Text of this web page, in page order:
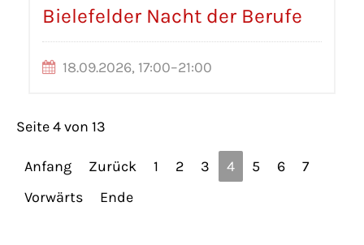
Bielefelder Nacht der Berufe
18.09.2026, 17:00–21:00
Seite 4 von 13
Anfang Zurück 1 2 3 4 5 6
7
Vorwärts
Ende